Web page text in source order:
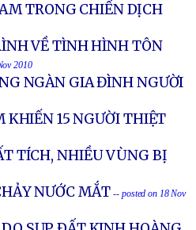
TRONG CHIẾN DỊCH
VỀ TÌNH HÌNH TÔN
2010
NGÀN GIA ĐÌNH NGƯỜI
KHIẾN 15 NGƯỜI THIỆT
TÍCH, NHIỀU VÙNG BỊ
NƯỚC MẮT -- posted on 18 Nov